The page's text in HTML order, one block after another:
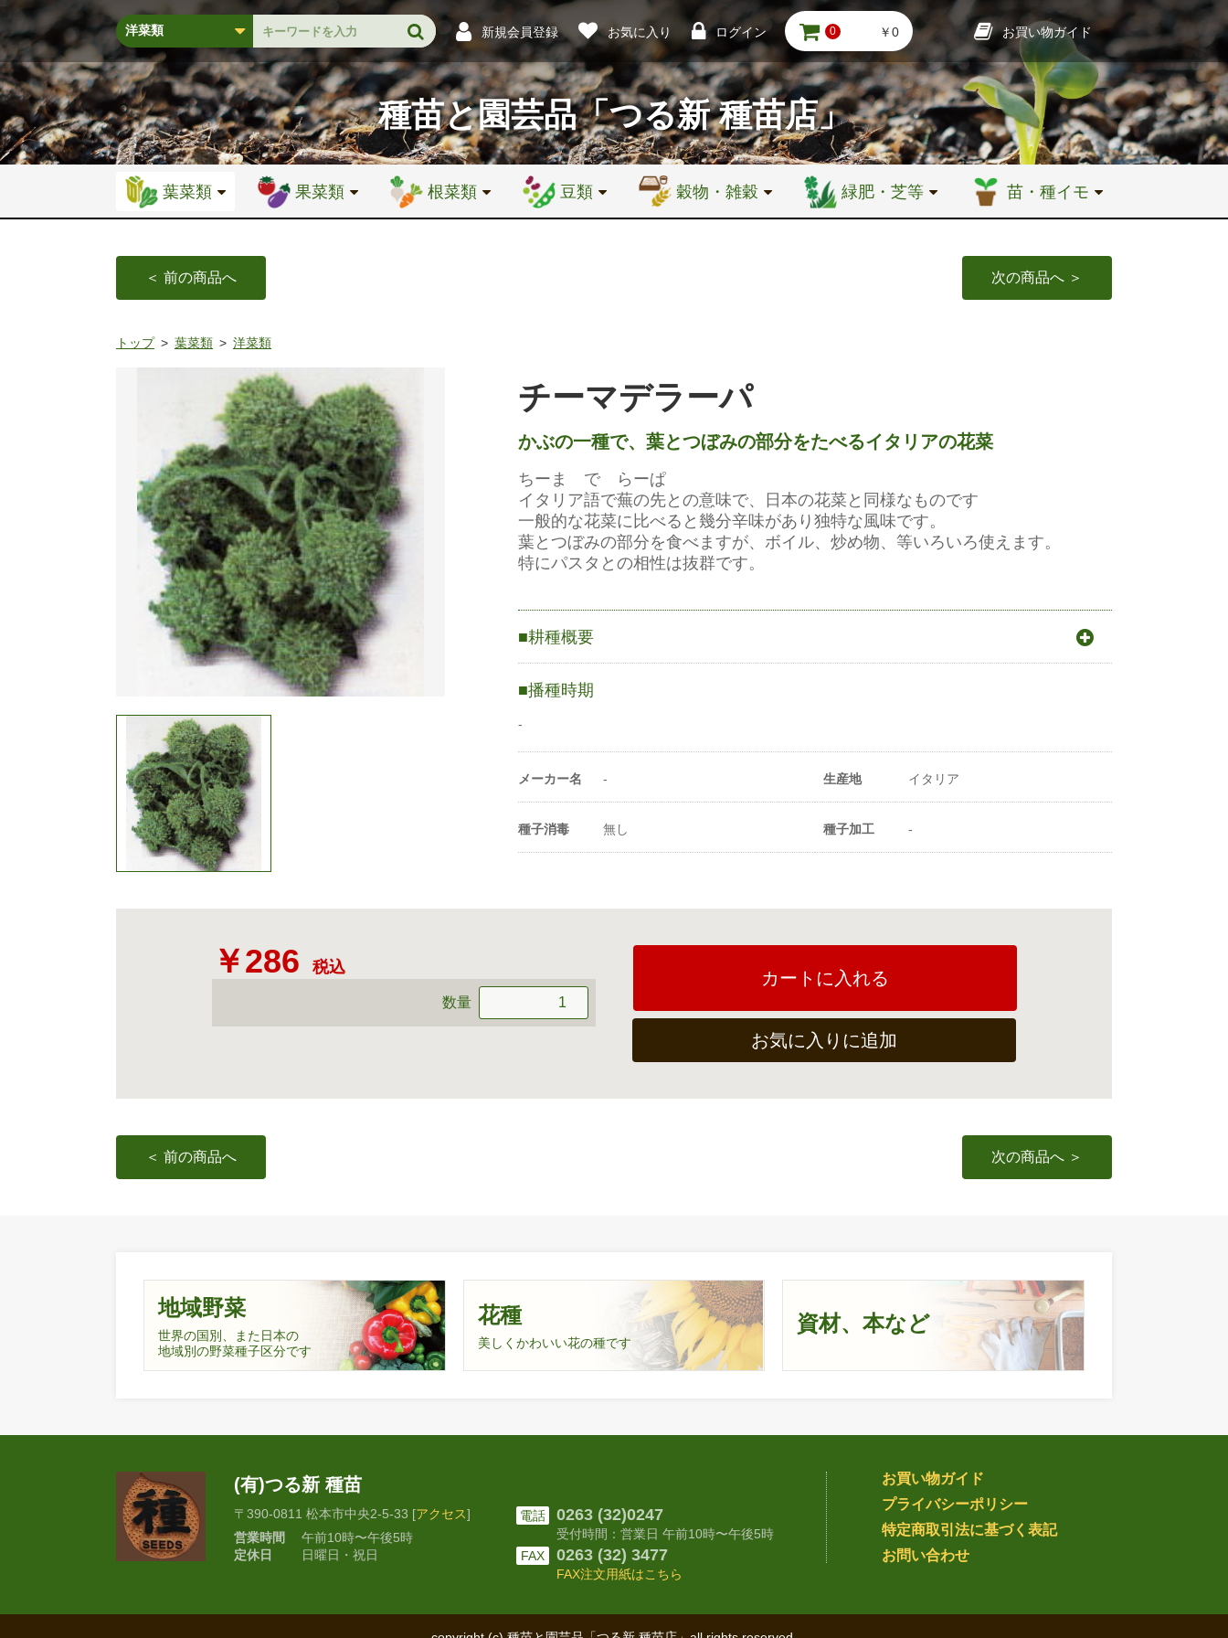
新規会員登録 お気に入り ログイン 0 ￥0 お買い物ガイド
種苗と園芸品「つる新 種苗店」
葉菜類 果菜類 根菜類 豆類 穀物・雑穀 緑肥・芝等 苗・種イモ
＜ 前の商品へ 次の商品へ ＞
トップ 葉菜類 洋菜類
チーマデラーパ
かぶの一種で、葉とつぼみの部分をたべるイタリアの花菜
ちーま で らーぱ
イタリア語で蕪の先との意味で、日本の花菜と同様なものです
一般的な花菜に比べると幾分辛味があり独特な風味です。
葉とつぼみの部分を食べますが、ボイル、炒め物、等いろいろ使えます。
特にパスタとの相性は抜群です。
耕種概要
株間（cm）
1a当たり播種量
1m²当たり播種量
播種時期
-
メーカー名 - 生産地 イタリア
種子消毒 無し 種子加工 -
￥286 税込
数量
カートに入れる
お気に入りに追加
＜ 前の商品へ 次の商品へ ＞
地域野菜
世界の国別、また日本の
地域別の野菜種子区分です
花種
美しくかわいい花の種です
資材、本など
(有)つる新 種苗
〒390-0811 松本市中央2-5-33 [アクセス]
営業時間
午前10時〜午後5時
定休日
日曜日・祝日
電話 0263 (32)0247
受付時間：営業日 午前10時〜午後5時
FAX
0263 (32) 3477
FAX注文用紙はこちら
お買い物ガイド
プライバシーポリシー
特定商取引法に基づく表記
お問い合わせ